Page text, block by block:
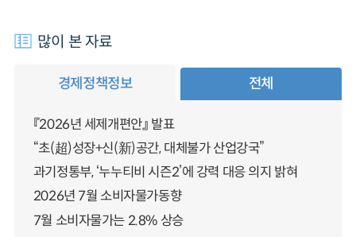
많이 본 자료
경제정책정보 전체
『2026년 세제개편안』 발표
“초(超)성장+신(新)공간, 대체불가 산업강국”
과기정통부, ‘누누티비 시즌2’에 강력 대응 의지 밝혀
2026년 7월 소비자물가동향
7월 소비자물가는 2.8% 상승